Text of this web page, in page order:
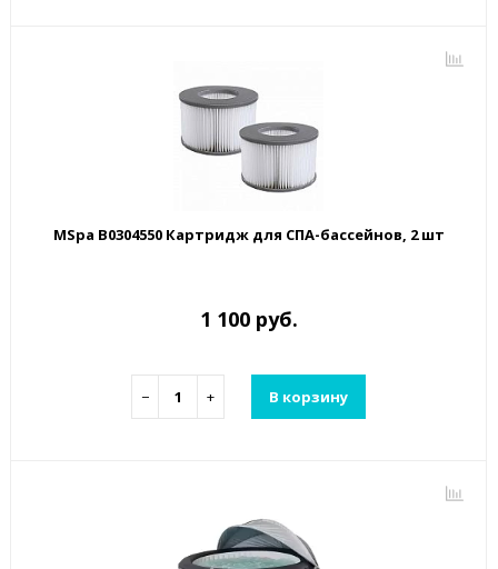
MSpa B0304550 Картридж для СПА-бассейнов, 2 шт
1 100 руб.
− + В корзину